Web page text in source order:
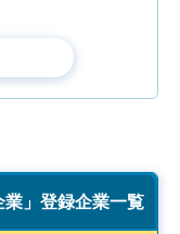
業」登録企業一覧